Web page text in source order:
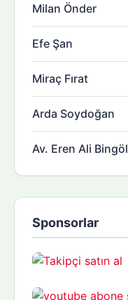
Milan Önder
Efe Şan
Miraç Fırat
Arda Soydoğan
Av. Eren Ali Bingöl
Sponsorlar